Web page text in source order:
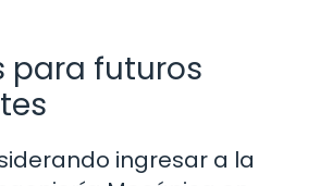
para futuros
ingresar a la